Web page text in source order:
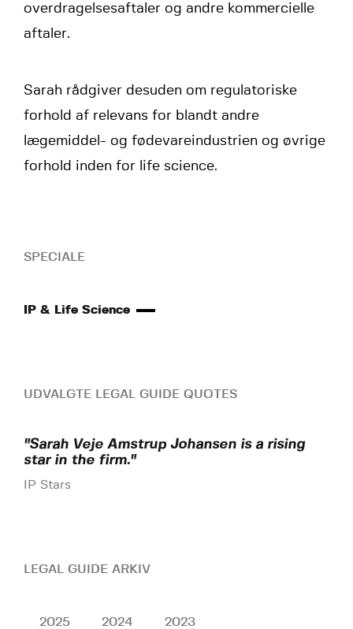
overdragelsesaftaler og andre kommercielle
aftaler.
Sarah rådgiver desuden om regulatoriske
forhold af relevans for blandt andre
lægemiddel- og fødevareindustrien og øvrige
forhold inden for life science.
SPECIALE
IP & Life Science
UDVALGTE LEGAL GUIDE QUOTES
"Sarah Veje Amstrup Johansen is a rising
star in the firm."
IP Stars
LEGAL GUIDE ARKIV
2025 2024 2023